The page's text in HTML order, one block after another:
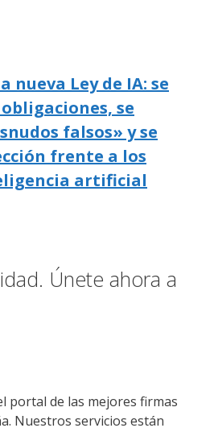
nueva Ley de IA: se
se
falsos» y se
frente a los
artificial
Únete ahora a
portal de las mejores firmas
Nuestros servicios están